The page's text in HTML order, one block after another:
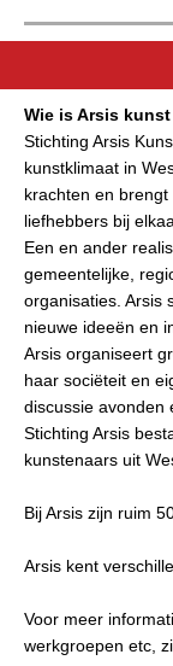
Wie is Arsis
Stichting Arsis
kunstklimaat in
krachten en
liefhebbers bij
Een en ander
gemeentelijke,
organisaties. Arsis
nieuwe ideeën en
Arsis organiseert
haar sociëteit en
discussie avonden
Stichting Arsis
kunstenaars uit
Bij Arsis zijn ruim
Arsis kent
Voor meer
werkgroepen etc,